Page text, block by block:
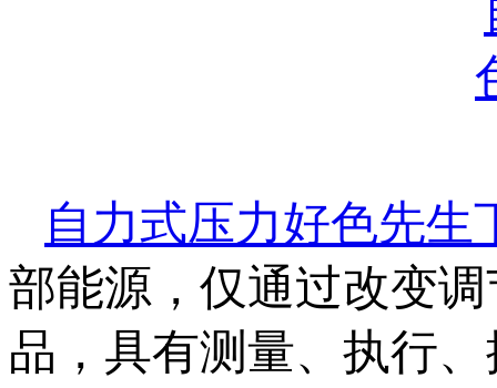
自力式压力好色先
部能源，仅通过改
品，具有测量、执行